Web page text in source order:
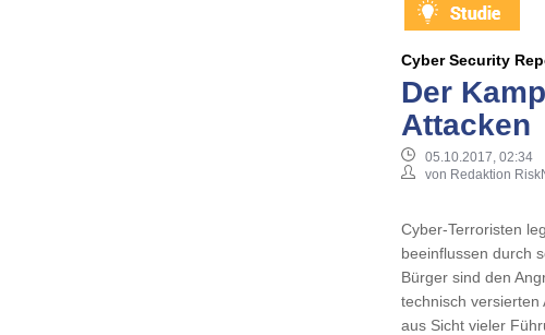
Cyber Security
Der
Attacken
05.10.2017, 02:34
von Redaktion
Cyber-Terroristen
beeinflussen durch
Bürger sind den
technisch
aus Sicht vieler